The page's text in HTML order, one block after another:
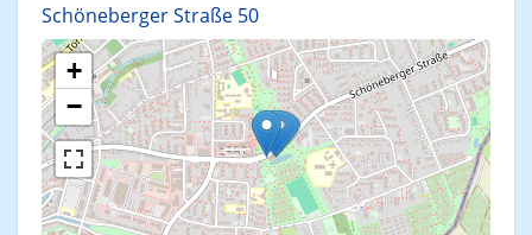
Schöneberger Straße 50
+
−